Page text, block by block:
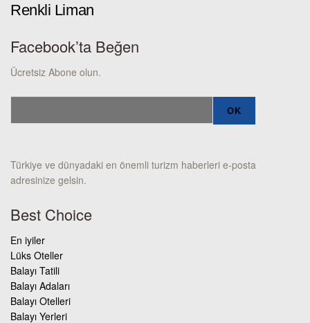
Renkli Liman
Facebook’ta Beğen
Ücretsiz Abone olun.
Türkiye ve dünyadaki en önemli turizm haberleri e-posta
adresinize gelsin.
Best Choice
En iyiler
Lüks Oteller
Balayı Tatili
Balayı Adaları
Balayı Otelleri
Balayı Yerleri